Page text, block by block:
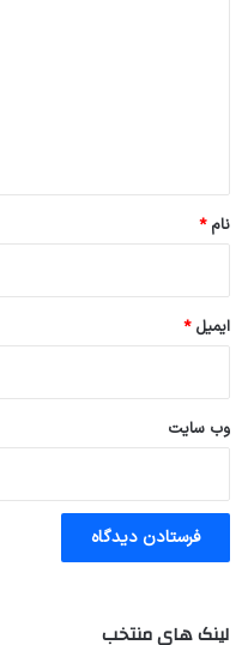
نام*
ایمیل*
وب‌ سایت
لینک های منتخب